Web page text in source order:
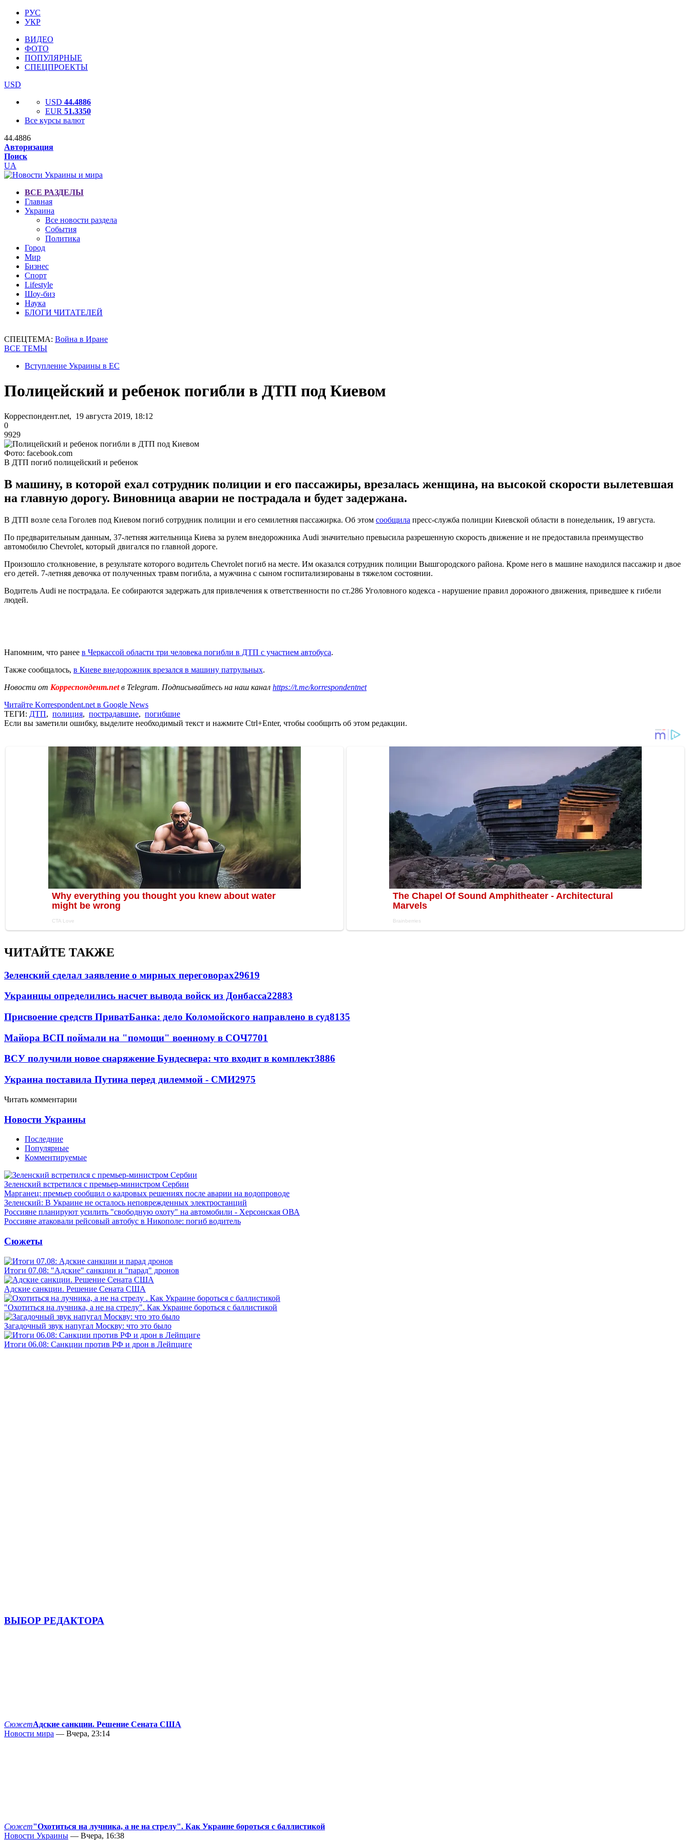
РУС
УКР
ВИДЕО
ФОТО
ПОПУЛЯРНЫЕ
СПЕЦПРОЕКТЫ
USD
USD 44.4886
EUR 51.3350
Все курсы валют
44.4886
Авторизация
Поиск
UA
ВСЕ РАЗДЕЛЫ
Главная
Украина
Все новости раздела
События
Политика
Город
Мир
Бизнес
Спорт
Lifestyle
Шоу-биз
Наука
БЛОГИ ЧИТАТЕЛЕЙ
СПЕЦТЕМА: Война в Иране
ВСЕ ТЕМЫ
Вступление Украины в ЕС
Полицейский и ребенок погибли в ДТП под Киевом
Корреспондент.net, 19 августа 2019, 18:12
0
9929
Фото: facebook.com
В ДТП погиб полицейский и ребенок
В машину, в которой ехал сотрудник полиции и его пассажиры, врезалась женщина, на высокой скорости вылетевшая
на главную дорогу. Виновница аварии не пострадала и будет задержана.
В ДТП возле села Гоголев под Киевом погиб сотрудник полиции и его семилетняя пассажирка. Об этом сообщила пресс-служба полиции Киевской области в понедельник, 19 августа.
По предварительным данным, 37-летняя жительница Киева за рулем внедорожника Audi значительно превысила разрешенную скорость движение и не предоставила преимущество
автомобилю Chevrolet, который двигался по главной дороге.
Произошло столкновение, в результате которого водитель Chevrolet погиб на месте. Им оказался сотрудник полиции Вышгородского района. Кроме него в машине находился пассажир и двое
его детей. 7-летняя девочка от полученных травм погибла, а мужчина с сыном госпитализированы в тяжелом состоянии.
Водитель Audi не пострадала. Ее собираются задержать для привлечения к ответственности по ст.286 Уголовного кодекса - нарушение правил дорожного движения, приведшее к гибели
людей.
Напомним, что ранее в Черкассой области три человека погибли в ДТП с участием автобуса.
Также сообщалось, в Киеве внедорожник врезался в машину патрульных.
Новости от Корреспондент.netв Telegram. Подписывайтесь на наш канал https://t.me/korrespondentnet
Читайте Korrespondent.net в Google News
ТЕГИ: ДТП, полиция, пострадавшие, погибшие
Если вы заметили ошибку, выделите необходимый текст и нажмите Ctrl+Enter, чтобы сообщить об этом редакции.
ЧИТАЙТЕ ТАКЖЕ
Зеленский сделал заявление о мирных переговорах29619
Украинцы определились насчет вывода войск из Донбасса22883
Присвоение средств ПриватБанка: дело Коломойского направлено в суд8135
Майора ВСП поймали на "помощи" военному в СОЧ7701
ВСУ получили новое снаряжение Бундесвера: что входит в комплект3886
Украина поставила Путина перед дилеммой - СМИ2975
Читать комментарии
Новости Украины
Последние
Популярные
Комментируемые
Зеленский встретился с премьер-министром Сербии
Марганец: премьер сообщил о кадровых решениях после аварии на водопроводе
Зеленский: В Украине не осталось неповрежденных электростанций
Россияне планируют усилить "свободную охоту" на автомобили - Херсонская ОВА
Россияне атаковали рейсовый автобус в Никополе: погиб водитель
Сюжеты
Итоги 07.08: "Адские" санкции и "парад" дронов
Адские санкции. Решение Сената США
"Охотиться на лучника, а не на стрелу". Как Украине бороться с баллистикой
Загадочный звук напугал Москву: что это было
Итоги 06.08: Санкции против РФ и дрон в Лейпциге
ВЫБОР РЕДАКТОРА
СюжетАдские санкции. Решение Сената США
Новости мира — Вчера, 23:14
Сюжет"Охотиться на лучника, а не на стрелу". Как Украине бороться с баллистикой
Новости Украины — Вчера, 16:38